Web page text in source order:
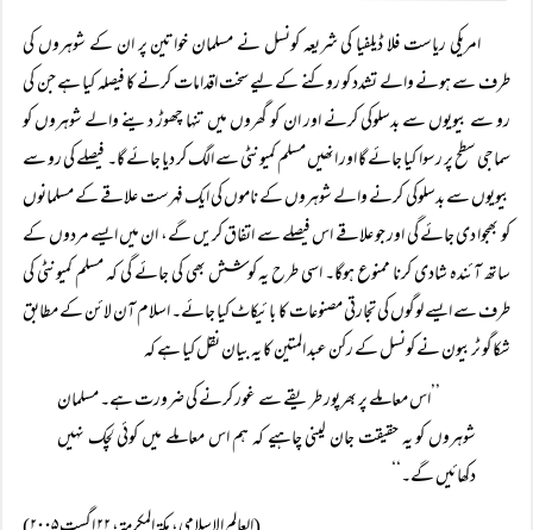
امریکی ریاست فلا ڈیلفیا کی شریعہ کونسل نے مسلمان خواتین پر ان کے شوہروں کی
طرف سے ہونے والے تشدد کو روکنے کے لیے سخت اقدامات کرنے کا فیصلہ کیا ہے جن کی
رو سے بیویوں سے بدسلوکی کرنے اور ان کو گھروں میں تنہا چھوڑ دینے والے شوہروں کو
سماجی سطح پر رسوا کیا جائے گا اور انھیں مسلم کمیونٹی سے الگ کر دیا جائے گا۔ فیصلے کی رو سے
بیویوں سے بدسلوکی کرنے والے شوہروں کے ناموں کی ایک فہرست علاقے کے مسلمانوں
کو بھجوا دی جائے گی اور جو علاقے اس فیصلے سے اتفاق کریں گے، ان میں ایسے مردوں کے
ساتھ آئندہ شادی کرنا ممنوع ہوگا۔ اسی طرح یہ کوشش بھی کی جائے گی کہ مسلم کمیونٹی کی
طرف سے ایسے لوگوں کی تجارتی مصنوعات کا بائیکاٹ کیا جائے۔ اسلام آن لائن کے مطابق
شکاگو ٹربیون نے کونسل کے رکن عبد المتین کا یہ بیان نقل کیا ہے کہ
’’اس معاملے پر بھرپور طریقے سے غور کرنے کی ضرورت ہے۔ مسلمان
شوہروں کو یہ حقیقت جان لینی چاہیے کہ ہم اس معاملے میں کوئی لچک نہیں
دکھائیں گے۔‘‘